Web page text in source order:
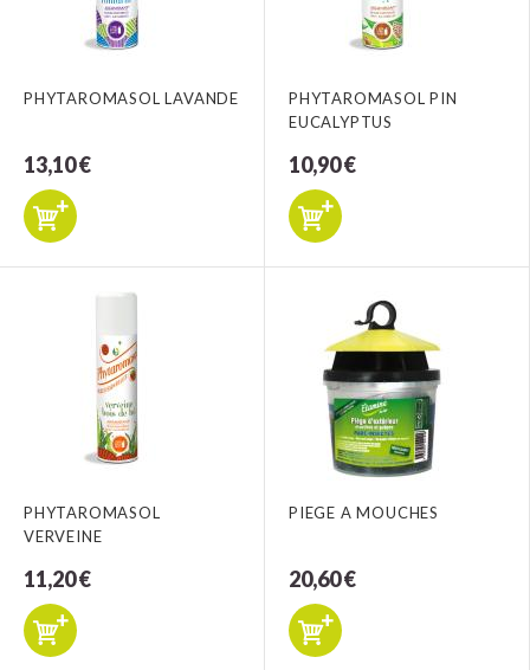
PHYTAROMASOL LAVANDE
13,10 €
PHYTAROMASOL PIN
EUCALYPTUS
10,90 €
PHYTAROMASOL
VERVEINE
11,20 €
PIEGE A MOUCHES
20,60 €